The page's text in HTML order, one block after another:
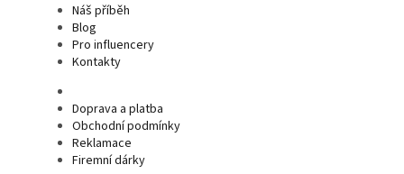
Náš příběh
Blog
Pro influencery
Kontakty
Doprava a platba
Obchodní podmínky
Reklamace
Firemní dárky